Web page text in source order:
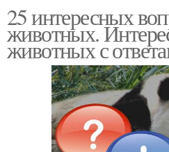
25 интересных
животных.
животных с